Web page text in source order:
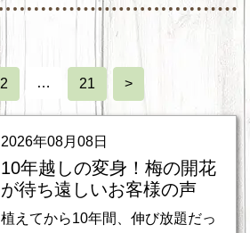
2 … 21 >
2026年08月08日
10年越しの変身！梅の開花
が待ち遠しいお客様の声
植えてから10年間、伸び放題だっ